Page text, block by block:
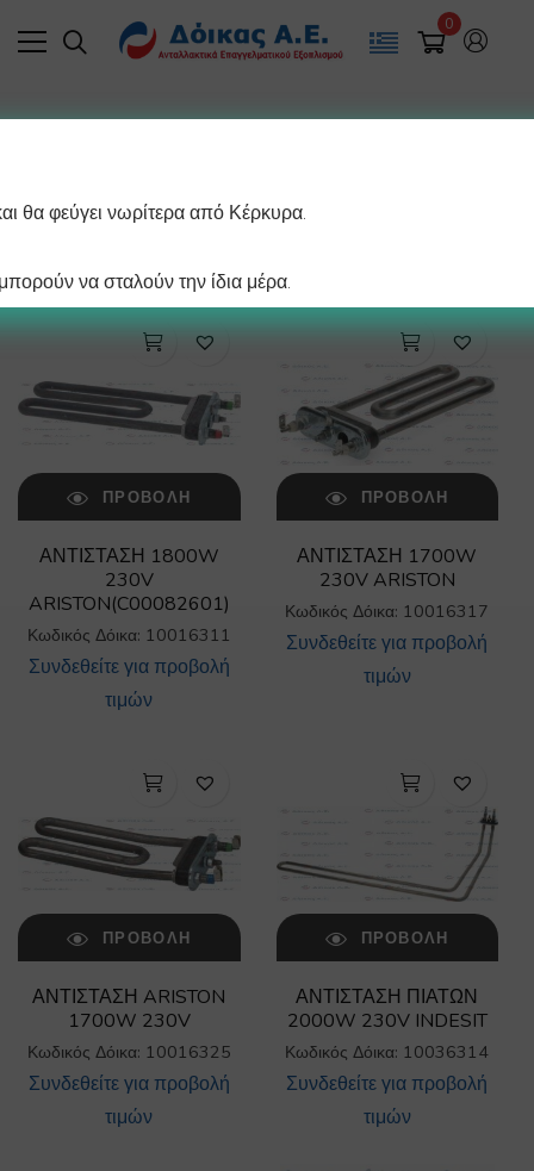
0
ΠΡΟΒΟΛΉ
ΑΝΤΙΣΤΑΣΗ 1800W
230V
ARISTON(C00082601)
Κωδικός Δόικα: 10016311
Συνδεθείτε για προβολή
τιμών
ΠΡΟΒΟΛΉ
ΑΝΤΙΣΤΑΣΗ 1700W
230V ARISTON
Κωδικός Δόικα: 10016317
Συνδεθείτε για προβολή
τιμών
ΠΡΟΒΟΛΉ
ΑΝΤΙΣΤΑΣΗ ARISTON
1700W 230V
Κωδικός Δόικα: 10016325
Συνδεθείτε για προβολή
τιμών
ΠΡΟΒΟΛΉ
ΑΝΤΙΣΤΑΣΗ ΠΙΑΤΩΝ
2000W 230V INDESIT
Κωδικός Δόικα: 10036314
Συνδεθείτε για προβολή
τιμών
θα φεύγει νωρίτερα από Κέρκυρα.
να σταλούν την ίδια μέρα.